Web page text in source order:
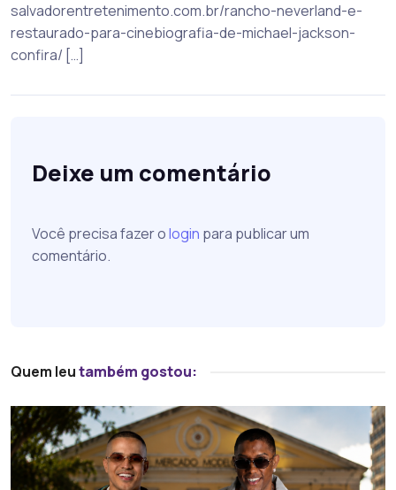
salvadorentretenimento.com.br/rancho-neverland-e-
restaurado-para-cinebiografia-de-michael-jackson-
confira/ […]
Deixe um comentário
Você precisa fazer ologin para publicar um
comentário.
Quem leutambém gostou: